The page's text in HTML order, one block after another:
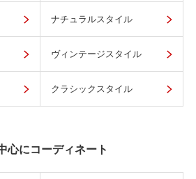
ナチュラルスタイル
ヴィンテージスタイル
クラシックスタイル
心にコーディネート